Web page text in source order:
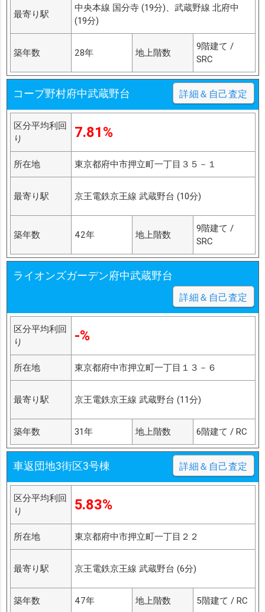
最寄り駅
中央本線 国分寺 (19分)、武蔵野線 北府中
(19分)
築年数 28年 地上階数
9階建て /
SRC
コープ野村府中武蔵野台 詳細＆自己査定
区分平均利回
り
7.81%
所在地 東京都府中市押立町一丁目３５－１
最寄り駅 京王電鉄京王線 武蔵野台 (10分)
築年数 42年 地上階数
9階建て /
SRC
ライオンズガーデン府中武蔵野台
詳細＆自己査定
区分平均利回
り
-%
所在地 東京都府中市押立町一丁目１３－６
最寄り駅 京王電鉄京王線 武蔵野台 (11分)
築年数 31年 地上階数 6階建て / RC
車返団地3街区3号棟 詳細＆自己査定
区分平均利回
り
5.83%
所在地 東京都府中市押立町一丁目２２
最寄り駅 京王電鉄京王線 武蔵野台 (6分)
築年数 47年 地上階数 5階建て / RC